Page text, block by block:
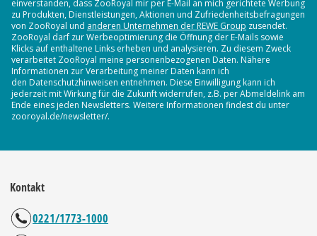
einverstanden, dass ZooRoyal mir per E-Mail an mich gerichtete Werbung
zu Produkten, Dienstleistungen, Aktionen und Zufriedenheitsbefragungen
von ZooRoyal und anderen Unternehmen der REWE Group zusendet.
ZooRoyal darf zur Werbeoptimierung die Öffnung der E-Mails sowie
Klicks auf enthaltene Links erheben und analysieren. Zu diesem Zweck
verarbeitet ZooRoyal meine personenbezogenen Daten. Nähere
Informationen zur Verarbeitung meiner Daten kann ich
den Datenschutzhinweisen entnehmen. Diese Einwilligung kann ich
jederzeit mit Wirkung für die Zukunft widerrufen, z.B. per Abmeldelink am
Ende eines jeden Newsletters. Weitere Informationen findest du unter
zooroyal.de/newsletter/.
Kontakt
0221/1773-1000